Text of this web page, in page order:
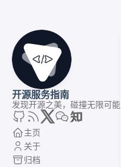
开源服务指南
发现开源之美，碰撞无限可能
主页
关于
归档